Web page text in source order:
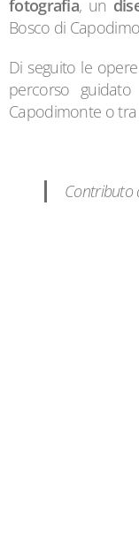
fotografia, un
Bosco di
Di seguito le
percorso
Capodimonte o tra